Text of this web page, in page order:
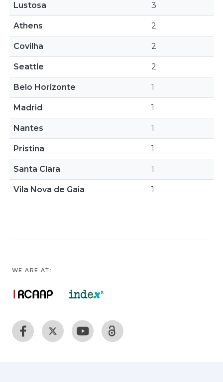
Lustosa 3
Athens 2
Covilha 2
Seattle 2
Belo Horizonte 1
Madrid 1
Nantes 1
Pristina 1
Santa Clara 1
Vila Nova de Gaia 1
WE ARE AT: